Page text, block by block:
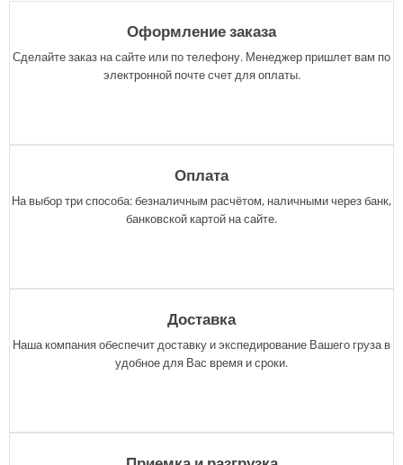
Оформление заказа
Сделайте заказ на сайте или по телефону. Менеджер пришлет вам по
электронной почте счет для оплаты.
Оплата
На выбор три способа: безналичным расчётом, наличными через банк,
банковской картой на сайте.
Доставка
Наша компания обеспечит доставку и экспедирование Вашего груза в
удобное для Вас время и сроки.